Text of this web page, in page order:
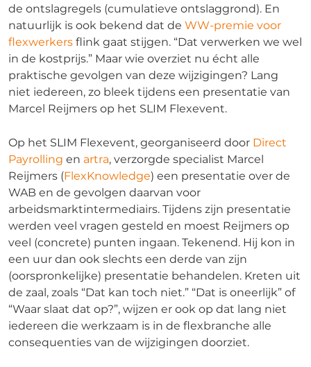
de ontslagregels (cumulatieve ontslaggrond). En
natuurlijk is ook bekend dat de WW-premie voor
flexwerkers flink gaat stijgen. “Dat verwerken we wel
in de kostprijs.” Maar wie overziet nu écht alle
praktische gevolgen van deze wijzigingen? Lang
niet iedereen, zo bleek tijdens een presentatie van
Marcel Reijmers op het SLIM Flexevent.
Op het SLIM Flexevent, georganiseerd door Direct
Payrolling en artra, verzorgde specialist Marcel
Reijmers (FlexKnowledge) een presentatie over de
WAB en de gevolgen daarvan voor
arbeidsmarktintermediairs. Tijdens zijn presentatie
werden veel vragen gesteld en moest Reijmers op
veel (concrete) punten ingaan. Tekenend. Hij kon in
een uur dan ook slechts een derde van zijn
(oorspronkelijke) presentatie behandelen. Kreten uit
de zaal, zoals “Dat kan toch niet.” “Dat is oneerlijk” of
“Waar slaat dat op?”, wijzen er ook op dat lang niet
iedereen die werkzaam is in de flexbranche alle
consequenties van de wijzigingen doorziet.